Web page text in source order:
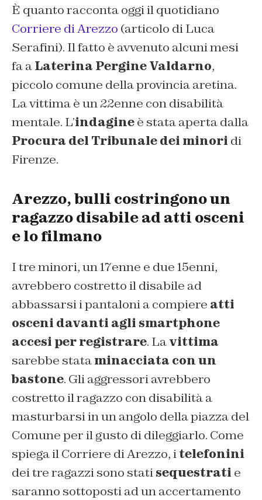
È quanto racconta oggi il quotidiano
Corriere di Arezzo (articolo di Luca
Serafini). Il fatto è avvenuto alcuni mesi
fa aLaterina Pergine Valdarno,
piccolo comune della provincia aretina.
La vittima è un 22enne con disabilità
mentale. L’indagineè stata aperta dalla
Procura del Tribunale dei minori di
Firenze.
Arezzo, bulli costringono un
ragazzo disabile ad atti osceni
e lo filmano
I tre minori, un 17enne e due 15enni,
avrebbero costretto il disabile ad
abbassarsi i pantaloni a compiere atti
osceni davanti agli smartphone
accesi per registrare. Lavittima
sarebbe stataminacciata con un
bastone. Gli aggressori avrebbero
costretto il ragazzo con disabilità a
masturbarsi in un angolo della piazza del
Comune per il gusto di dileggiarlo. Come
spiega il Corriere di Arezzo, itelefonini
dei tre ragazzi sono statisequestrati e
saranno sottoposti ad un accertamento